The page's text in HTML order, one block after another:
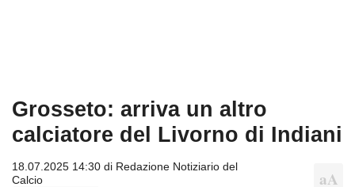
Grosseto: arriva un altro
calciatore del Livorno di Indiani
18.07.2025 14:30 di Redazione Notiziario del
Calcio